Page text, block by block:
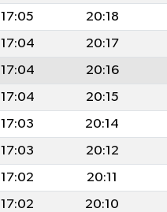
17:05 20:18
17:04 20:17
17:04 20:16
17:04 20:15
17:03 20:14
17:03 20:12
17:02 20:11
17:02 20:10